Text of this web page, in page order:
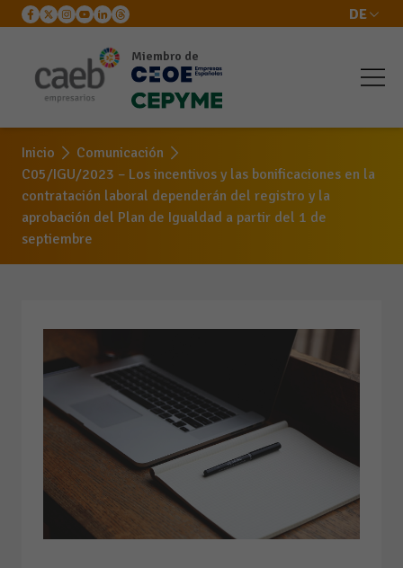
DE
Miembro de
Inicio
Comunicación
C05/IGU/2023 – Los incentivos y las bonificaciones en la
contratación laboral dependerán del registro y la
aprobación del Plan de Igualdad a partir del 1 de
septiembre